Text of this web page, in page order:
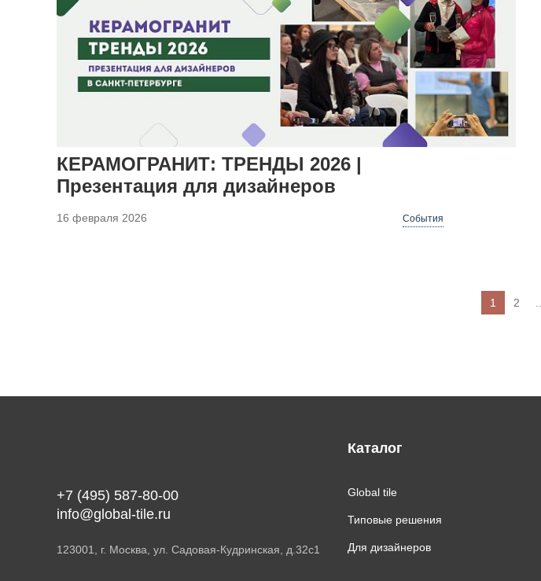
КЕРАМОГРАНИТ: ТРЕНДЫ 2026 |
Презентация для дизайнеров
16 февраля 2026 События
1 2
+7 (495) 587-80-00
info@global-tile.ru
123001, г. Москва, ул. Садовая-Кудринская, д.32с1
Каталог
Global tile
Типовые решения
Для дизайнеров